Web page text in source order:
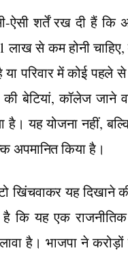
ऐसी शर्तें रख दी हैं
लाख से कम होनी
या परिवार में कोई पहले
की बेटियां, कॉलेज
है। यह योजना नहीं,
अपमानित किया है।
खिंचवाकर यह दिखाने
कि यह एक राजनीतिक
है। भाजपा ने